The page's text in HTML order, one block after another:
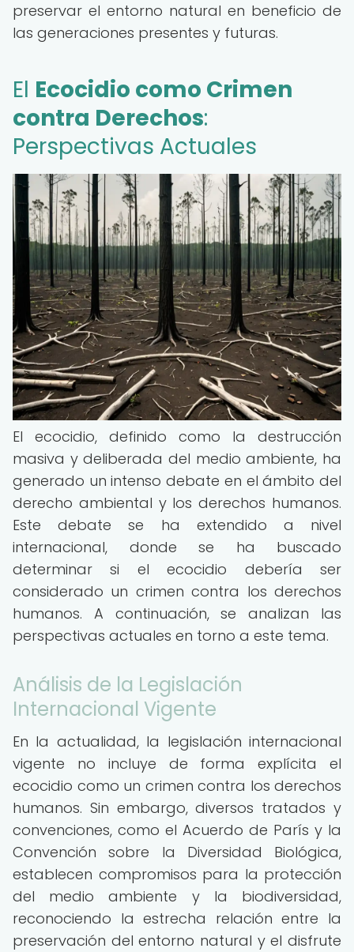
preservar el entorno natural en beneficio de
las generaciones presentes y futuras.
El Ecocidio como Crimen
contra Derechos:
Perspectivas Actuales
El ecocidio, definido como la destrucción
masiva y deliberada del medio ambiente, ha
generado un intenso debate en el ámbito del
derecho ambiental y los derechos humanos.
Este debate se ha extendido a nivel
internacional, donde se ha buscado
determinar si el ecocidio debería ser
considerado un crimen contra los derechos
humanos. A continuación, se analizan las
perspectivas actuales en torno a este tema.
Análisis de la Legislación
Internacional Vigente
En la actualidad, la legislación internacional
vigente no incluye de forma explícita el
ecocidio como un crimen contra los derechos
humanos. Sin embargo, diversos tratados y
convenciones, como el Acuerdo de París y la
Convención sobre la Diversidad Biológica,
establecen compromisos para la protección
del medio ambiente y la biodiversidad,
reconociendo la estrecha relación entre la
preservación del entorno natural y el disfrute